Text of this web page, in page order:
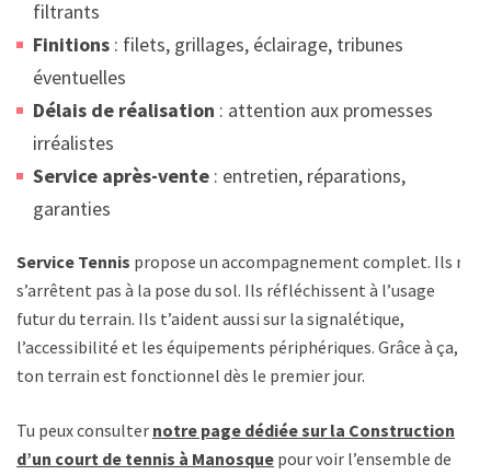
filtrants
Finitions : filets, grillages, éclairage, tribunes
éventuelles
Délais de réalisation : attention aux promesses
irréalistes
Service après-vente : entretien, réparations,
garanties
Service Tennis propose un accompagnement complet. Ils ne
s’arrêtent pas à la pose du sol. Ils réfléchissent à l’usage
futur du terrain. Ils t’aident aussi sur la signalétique,
l’accessibilité et les équipements périphériques. Grâce à ça,
ton terrain est fonctionnel dès le premier jour.
Tu peux consulter notre page dédiée sur la Construction
d’un court de tennis à Manosque pour voir l’ensemble de